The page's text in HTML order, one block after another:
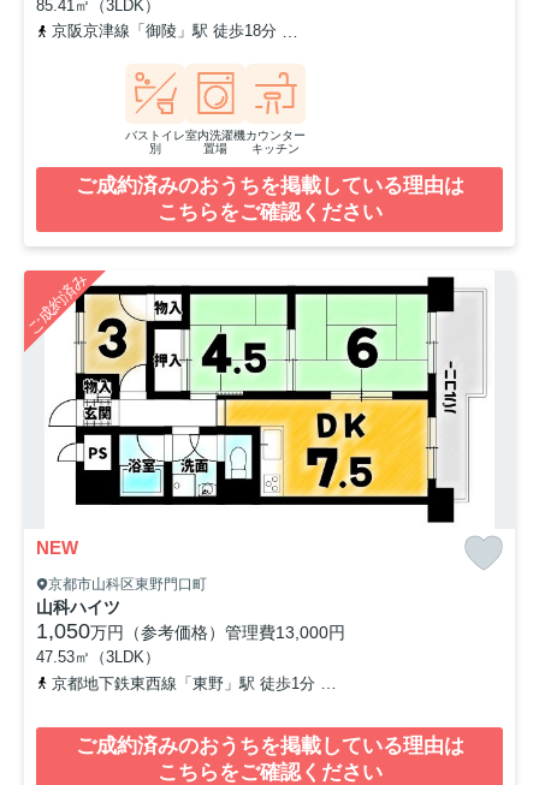
85.41㎡（3LDK）
京阪京津線「御陵」駅 徒歩18分
バストイレ
別
室内洗濯機
置場
カウンター
キッチン
ご成約済みのおうちを掲載している理由は
こちらをご確認ください
ご成約済み
NEW
京都市山科区東野門口町
山科ハイツ
1,050万円（参考価格） 管理費13,000円
47.53㎡（3LDK）
京都地下鉄東西線「東野」駅 徒歩1分
ご成約済みのおうちを掲載している理由は
こちらをご確認ください